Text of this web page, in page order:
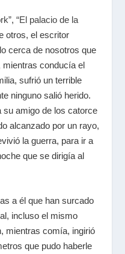
,“El palacio de la
otros, el escritor
cerca de nosotros que
mientras conducía el
sufrió un terrible
ninguno salió herido.
su amigo de los catorce
alcanzado por un rayo,
la guerra, para ir a
que se dirigía al
a él que han surcado
incluso el mismo
mientras comía, ingirió
que pudo haberle